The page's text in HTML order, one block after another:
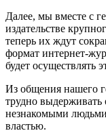
Далее, мы вместе с
издательстве
теперь их ждут
формат интернет-
будет осуществлять
Из общения нашего
трудно
незнакомыми
властью.